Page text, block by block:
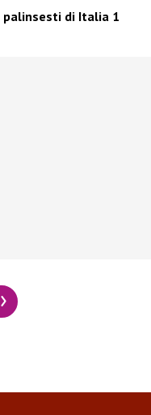
palinsesti di Italia 1